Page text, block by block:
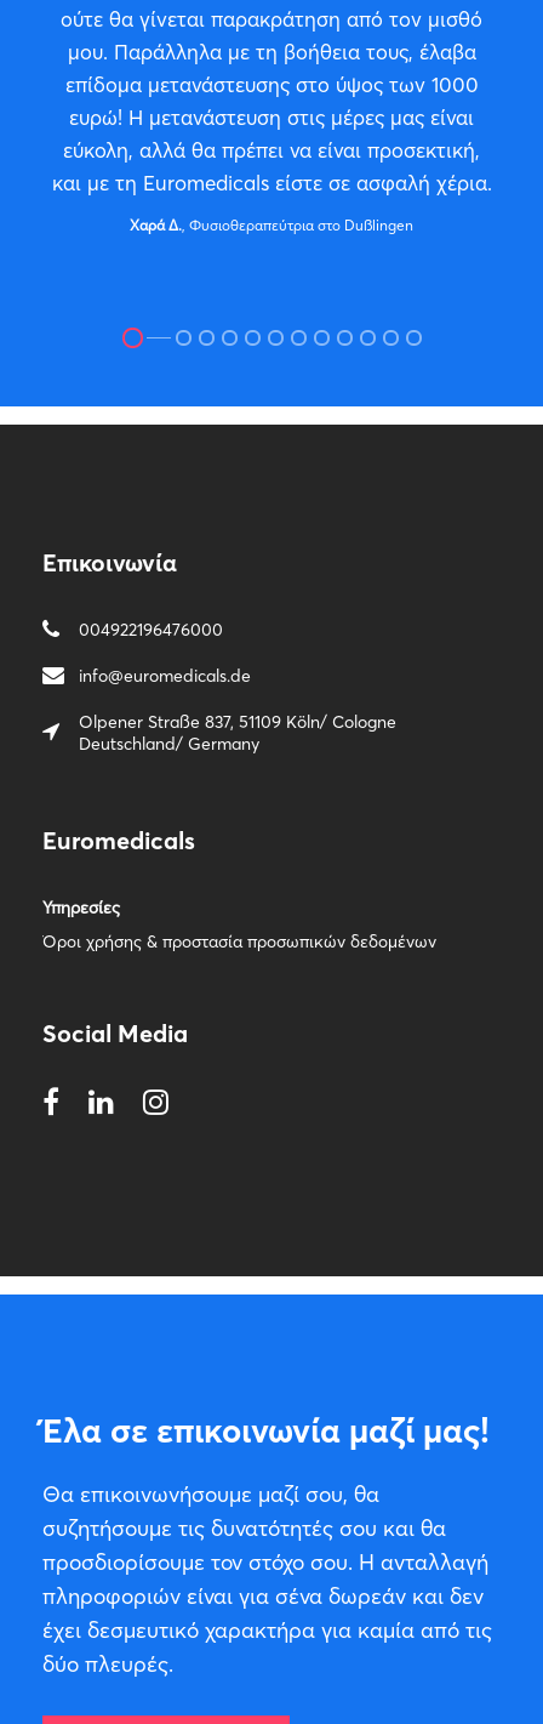
ούτε θα γίνεται παρακράτηση από τον μισθό
μου. Παράλληλα με τη βοήθεια τους, έλαβα
επίδομα μετανάστευσης στο ύψος των 1000
ευρώ! Η μετανάστευση στις μέρες μας είναι
εύκολη, αλλά θα πρέπει να είναι προσεκτική,
και με τη Euromedicals είστε σε ασφαλή χέρια.
Χαρά Δ., Φυσιοθεραπεύτρια στο Dußlingen
Επικοινωνία
004922196476000
info@euromedicals.de
Olpener Straße 837, 51109 Köln/ Cologne
Deutschland/ Germany
Euromedicals
Υπηρεσίες
Όροι χρήσης & προστασία προσωπικών δεδομένων
Social Media
Έλα σε επικοινωνία μαζί μας!
Θα επικοινωνήσουμε μαζί σου, θα
συζητήσουμε τις δυνατότητές σου και θα
προσδιορίσουμε τον στόχο σου. Η ανταλλαγή
πληροφοριών είναι για σένα δωρεάν και δεν
έχει δεσμευτικό χαρακτήρα για καμία από τις
δύο πλευρές.